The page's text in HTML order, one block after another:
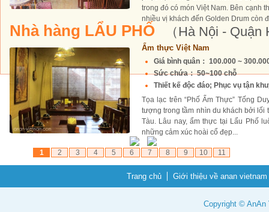
trong đó có món Việt Nam. Bên cạnh
nhiều vị khách đến Golden Drum còn
Nhà hàng LẨU PHỐ （Hà Nội -
Ẩm thực Việt Nam
Giá bình quân： 100.000 ~
Sức chứa： 50~100 chỗ
Thiết kế độc đáo; Phục vụ tận
Tọa lạc trên “Phố Ẩm Thực” Tống
tượng trong tầm nhìn du khách bởi lối
Tàu. Lâu nay, ẩm thực tại Lẩu Phố
những cảm xúc hoài cổ đẹp...
1 2 3 4 5 6 7 8 9 10 11
Trang chủ Giới thiệu về anan vietnam
Copyright © AnAn